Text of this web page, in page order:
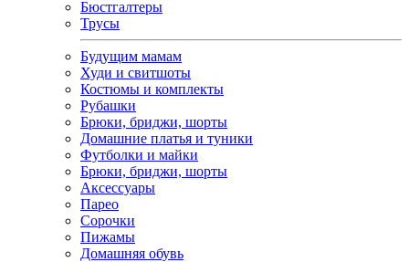
Бюстгалтеры
Трусы
Будущим мамам
Худи и свитшоты
Костюмы и комплекты
Рубашки
Брюки, бриджи, шорты
Домашние платья и туники
Футболки и майки
Брюки, бриджи, шорты
Аксессуары
Парео
Сорочки
Пижамы
Домашняя обувь